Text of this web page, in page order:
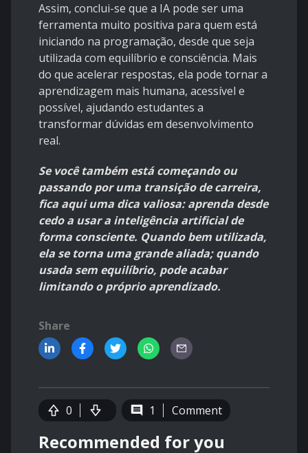
Assim, conclui-se que a IA pode ser uma
ferramenta muito positiva para quem está
iniciando na programação, desde que seja
utilizada com equilíbrio e consciência. Mais
do que acelerar respostas, ela pode tornar a
aprendizagem mais humana, acessível e
possível, ajudando estudantes a
transformar dúvidas em desenvolvimento
real.
Se você também está começando ou
passando por uma transição de carreira,
fica aqui uma dica valiosa: aprenda desde
cedo a usar a inteligência artificial de
forma consciente. Quando bem utilizada,
ela se torna uma grande aliada; quando
usada sem equilíbrio, pode acabar
limitando o próprio aprendizado.
Share
0 1 Comment
Recommended for you